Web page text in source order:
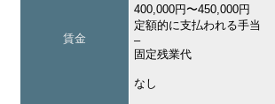
賃金
400,000円〜450,000円
定額的に支払われる手当
–
固定残業代
なし